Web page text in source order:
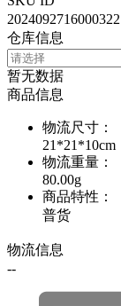
2024092716000322
仓库信息
暂无数据
商品信息
物流尺寸 ：
21*21*10cm
物流重量 ：
80.00g
商品特性 ：
普货
物流信息
--